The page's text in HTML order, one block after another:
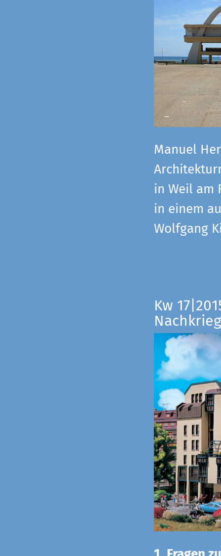
Manuel
in Weil am
in einem
Wolfgang
Kw